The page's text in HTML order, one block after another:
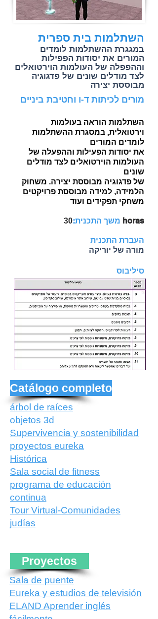
השתלמות בית ספרית
במגגרת ההשתלמות לומדים
המורים את יסודות הפפילות
וההפפלה של העולמות הוירטואלים
לצד מודלים שונים של פדגוגיה
מבוססת יצירה
השתלמות הוראה בעולמות
וירטואלית, במסגרת ההשתלמות
לומדים המורים
את יסודות הפעילות וההפעלה של
העולמות הוירטואלים לצד מודלים
שונים
של פדגוגיה מבוססת יצירה. משחוק
הלמידה, למידה מבוססת פרויקטים
משחקי תפקידים ועוד
משך התכנית:30 horas
העברת התכנית
מורה של יוריקה
סיליבוס
מורים לכיתות ד-ו וחטיבת ביניים
Catálogo completo
árbol de raíces
objetos 3d
Supervivencia y sostenibilidad
proyectos eureka
Histórica
Sala social de fitness
programa de educación
continua
Tour Virtual-Comunidades
judías
Proyectos
Sala de puente
Eureka y estudios de televisión
ELAND Aprender inglés